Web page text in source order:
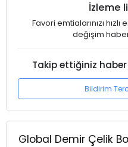
İzleme
Favori emtialarınızı
değişim
Takip ettiğiniz
Bildirim
Global Demir Çelik